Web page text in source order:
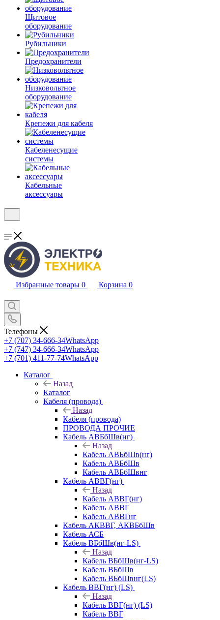
Щитовое
оборудование
Рубильники
Предохранители
Низковольтное
оборудование
Крепежи для кабеля
Кабеленесущие
системы
Кабельные
аксессуары
Избранные товары 0 Корзина 0
Телефоны
+7 (707) 34-666-34WhatsApp
+7 (747) 34-666-34WhatsApp
+7 (701) 411-77-74WhatsApp
Каталог
Назад
Каталог
Кабеля (провода)
Назад
Кабеля (провода)
ПРОВОДА ПРОЧИЕ
Кабель АВБбШв(нг)
Назад
Кабель АВБбШв(нг)
Кабель АВБбШв
Кабель АВБбШвнг
Кабель АВВГ(нг)
Назад
Кабель АВВГ(нг)
Кабель АВВГ
Кабель АВВГнг
Кабель АКВВГ, АКВБбШв
Кабель АСБ
Кабель ВБбШв(нг-LS)
Назад
Кабель ВБбШв(нг-LS)
Кабель ВБбШв
Кабель ВБбШвнг(LS)
Кабель ВВГ(нг) (LS)
Назад
Кабель ВВГ(нг) (LS)
Кабель ВВГ